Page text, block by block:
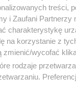
Razem
kotłownia
garaż
taras
treści,
i Zaufani
charakterystykę
na korzystanie z
zmienić/wycofać
rodzaje